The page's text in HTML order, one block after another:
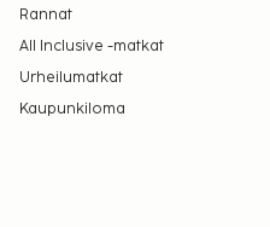
Rannat
All Inclusive -matkat
Urheilumatkat
Kaupunkiloma